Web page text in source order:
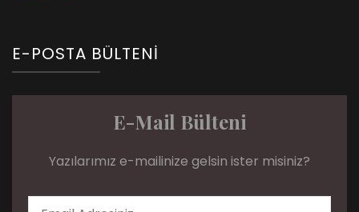
E-POSTA BÜLTENI
E-Mail Bülteni
Yazılarımız e-mailinize gelsin ister misiniz?